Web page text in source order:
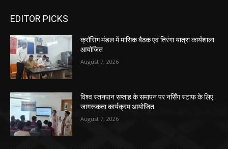
EDITOR PICKS
क्रॉसिंग मंडल में मासिक बैठक एवं तिरंगा यात्रा कार्यशाला
आयोजित
August 7, 2026
विश्व स्तनपान सप्ताह के समापन पर नर्सिंग स्टाफ के लिए
जागरूकता कार्यक्रम आयोजित
August 7, 2026